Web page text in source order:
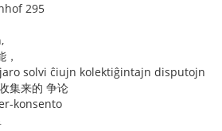
295
solvi ĉiujn kolektiĝintajn disputojn
集来的 争论
konsento